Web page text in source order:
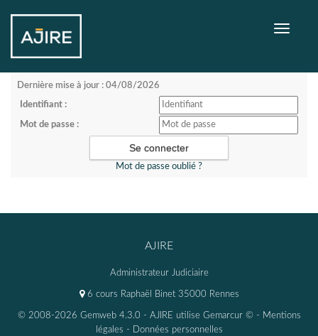
Toggle
Dernière mise à jour : 04/08/2026
Identifiant :
Mot de passe :
Mot de passe oublié ?
AJIRE
Administrateur Judiciaire
6 cours Raphaël Binet 35000 Rennes
© 2008-2026 Gemweb 4.3.0 - AJIRE utilise Gemarcur © - Mentions
légales - Données personnelles